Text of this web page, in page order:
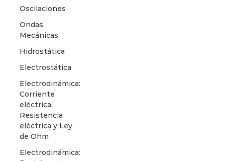
Oscilaciones
Ondas
Mecánicas
Hidrostática
Electrostática
Electrodinámica:
Corriente
eléctrica,
Resistencia
eléctrica y Ley
de Ohm
Electrodinámica: